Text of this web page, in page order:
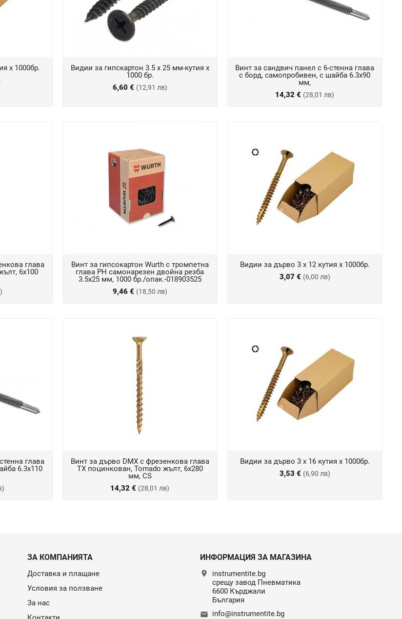
х 1000бр.
Видии за гипскартон 3.5 х 25 мм-кутия х
1000 бр.
6,60 € (12,91 лв)
Винт за сандвич панел с 6-стенна глава
с борд, самопробивен, с шайба 6.3x90
мм,
14,32 € (28,01 лв)
глава
6x100
Винт за гипсокартон Wurth с тромпетна
глава PH самонарезен двойна резба
3.5x25 мм, 1000 бр./опак.-018903525
9,46 € (18,50 лв)
Видии за дърво 3 х 12 кутия х 1000бр.
3,07 € (6,00 лв)
глава
6.3x110
Винт за дърво DMX с фрезенкова глава
TX поцинкован, Tornado жълт, 6x280
мм, CS
14,32 € (28,01 лв)
Видии за дърво 3 х 16 кутия х 1000бр.
3,53 € (6,90 лв)
ЗА КОМПАНИЯТА
Доставка и плащане
Условия за ползване
За нас
ИНФОРМАЦИЯ ЗА МАГАЗИНА
location_on
instrumentite.bg
срещу завод Пневматика
6600 Кърджали
България
email info@instrumentite.bg